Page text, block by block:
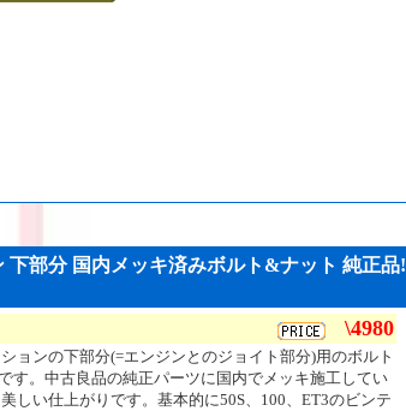
下部分 国内メッキ済みボルト&ナット 純正品!
\4980
ョンの下部分(=エンジンとのジョイト部分)用のボルト
す。中古良品の純正パーツに国内でメッキ施工してい
しい仕上がりです。基本的に50S、100、ET3のビンテ